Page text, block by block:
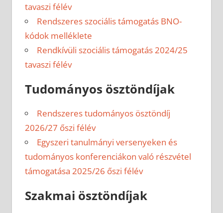
tavaszi félév
Rendszeres szociális támogatás BNO-
kódok melléklete
Rendkívüli szociális támogatás 2024/25
tavaszi félév
Tudományos ösztöndíjak
Rendszeres tudományos ösztöndíj
2026/27 őszi félév
Egyszeri tanulmányi versenyeken és
tudományos konferenciákon való részvétel
támogatása 2025/26 őszi félév
Szakmai ösztöndíjak